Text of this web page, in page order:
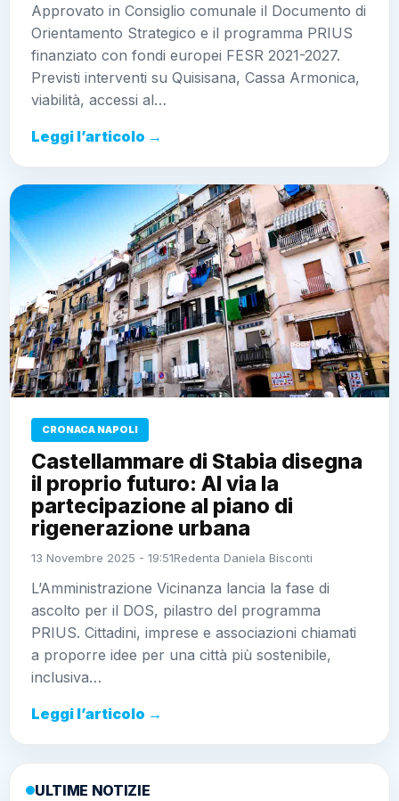
Approvato in Consiglio comunale il Documento di
Orientamento Strategico e il programma PRIUS
finanziato con fondi europei FESR 2021-2027.
Previsti interventi su Quisisana, Cassa Armonica,
viabilità, accessi al…
Leggi l’articolo →
CRONACA NAPOLI
Castellammare di Stabia disegna
il proprio futuro: Al via la
partecipazione al piano di
rigenerazione urbana
13 Novembre 2025 - 19:51Redenta Daniela Bisconti
L’Amministrazione Vicinanza lancia la fase di
ascolto per il DOS, pilastro del programma
PRIUS. Cittadini, imprese e associazioni chiamati
a proporre idee per una città più sostenibile,
inclusiva…
Leggi l’articolo →
ULTIME NOTIZIE